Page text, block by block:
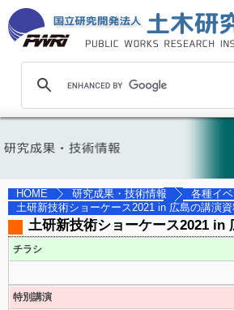
HOME 研究成果・技術情報
各種イ
土研新技術ショーケース2021 in 広島の講演
土研新技術ショーケース2021 in
チラシ
特別講演